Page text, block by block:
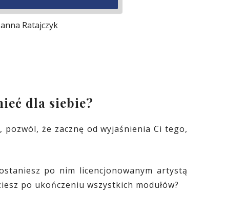
Ratajczyk
dla siebie?
że zacznę od wyjaśnienia Ci tego,
po nim licencjonowanym artystą
po ukończeniu wszystkich modułów?